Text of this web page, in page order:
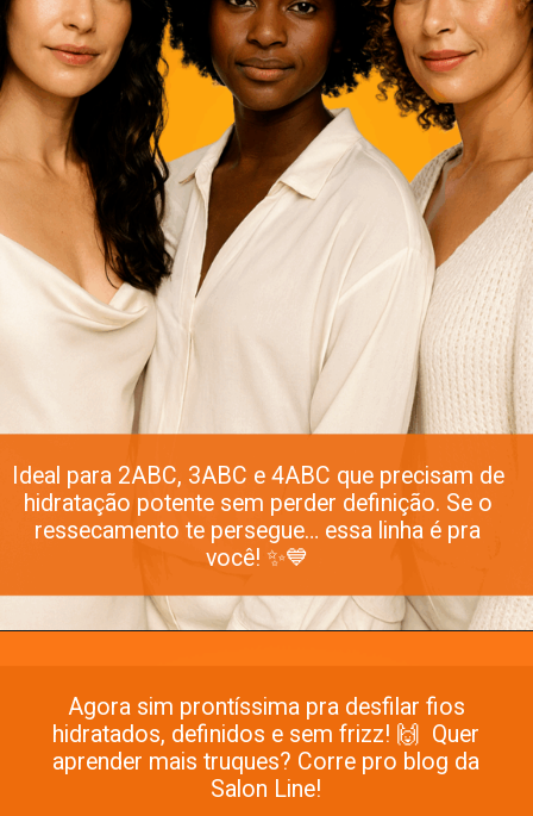
Ideal para 2ABC, 3ABC e 4ABC que precisam de
hidratação potente sem perder definição. Se o
ressecamento te persegue… essa linha é pra
você! ✨💙
Agora sim prontíssima pra desfilar fios
hidratados, definidos e sem frizz! 🙌 Quer
aprender mais truques? Corre pro blog da
Salon Line!